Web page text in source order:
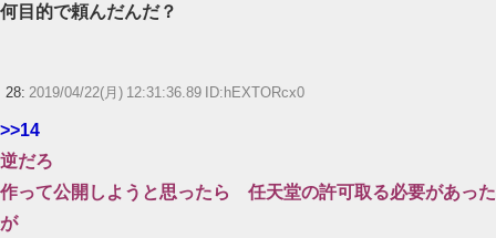
何目的で頼んだんだ？
28: 2019/04/22(月) 12:31:36.89 ID:hEXTORcx0
>>14
逆だろ
作って公開しようと思ったら 任天堂の許可取る必要があった
が